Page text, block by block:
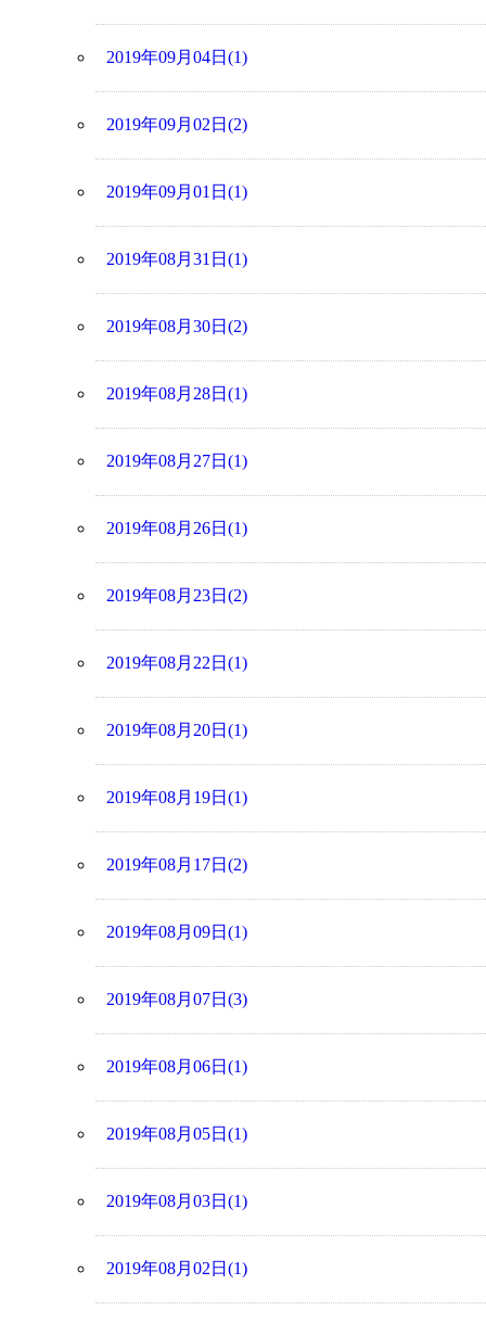
2019年09月04日(1)
2019年09月02日(2)
2019年09月01日(1)
2019年08月31日(1)
2019年08月30日(2)
2019年08月28日(1)
2019年08月27日(1)
2019年08月26日(1)
2019年08月23日(2)
2019年08月22日(1)
2019年08月20日(1)
2019年08月19日(1)
2019年08月17日(2)
2019年08月09日(1)
2019年08月07日(3)
2019年08月06日(1)
2019年08月05日(1)
2019年08月03日(1)
2019年08月02日(1)